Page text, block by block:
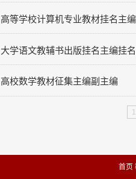
高等学校计算机专业教材挂名主编
大学语文教辅书出版挂名主编挂
高校数学教材征集主编副主编
1
首页